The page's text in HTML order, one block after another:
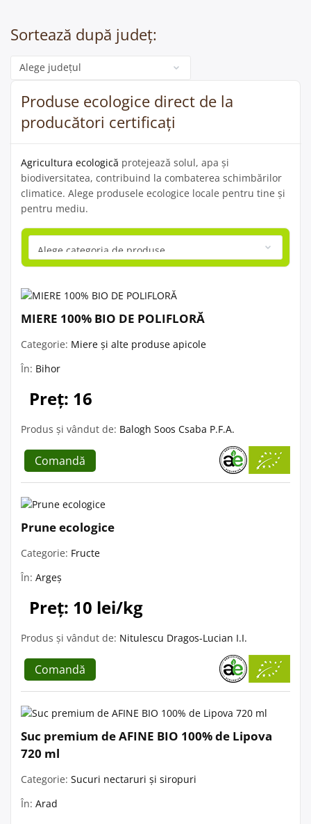
Sortează după județ:
Categorie
Produse ecologice direct de la
producători certificați
Agricultura ecologică protejează solul, apa și
biodiversitatea, contribuind la combaterea schimbărilor
climatice. Alege produsele ecologice locale pentru tine și
pentru mediu.
MIERE 100% BIO DE POLIFLORĂ
Categorie: Miere și alte produse apicole
În: Bihor
Preț: 16
Produs și vândut de: Balogh Soos Csaba P.F.A.
Comandă
Prune ecologice
Categorie: Fructe
În: Argeș
Preț: 10 lei/kg
Produs și vândut de: Nitulescu Dragos-Lucian I.I.
Comandă
Suc premium de AFINE BIO 100% de Lipova
720 ml
Categorie: Sucuri nectaruri și siropuri
În: Arad